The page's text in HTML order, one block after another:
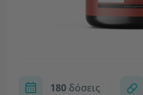
180 δόσεις